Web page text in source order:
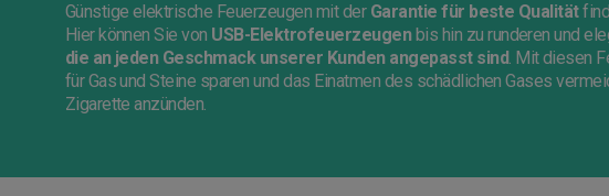
Günstige elektrische Feuerzeugen mit der Garantie für beste Qualität
Hier können Sie von USB-Elektrofeuerzeugenbis hin zu runderen und
die an jeden Geschmack unserer Kunden angepasst sind. Mit diesen
für Gas und Steine sparen und das Einatmen des schädlichen Gases
Zigarette anzünden.